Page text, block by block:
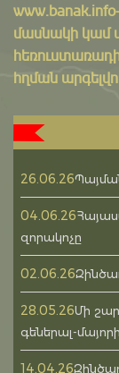
www.banak.info
մասնակի կամ
հղման
26.06.26
04.06.26
զորակոչը
02.06.26
28.05.26Մի
գեներալ-
14.04.26